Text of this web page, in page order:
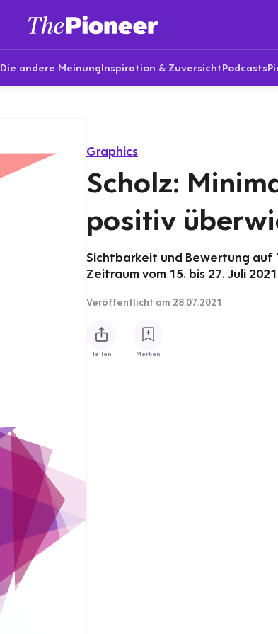
Die andere MeinungInspiration & ZuversichtPodcasts
Graphics
Scholz:
positiv
Sichtbarkeit und Bewertung
Zeitraum vom 15. bis 27. Juli 2021
Veröffentlicht am 28.07.2021
Teilen Merken